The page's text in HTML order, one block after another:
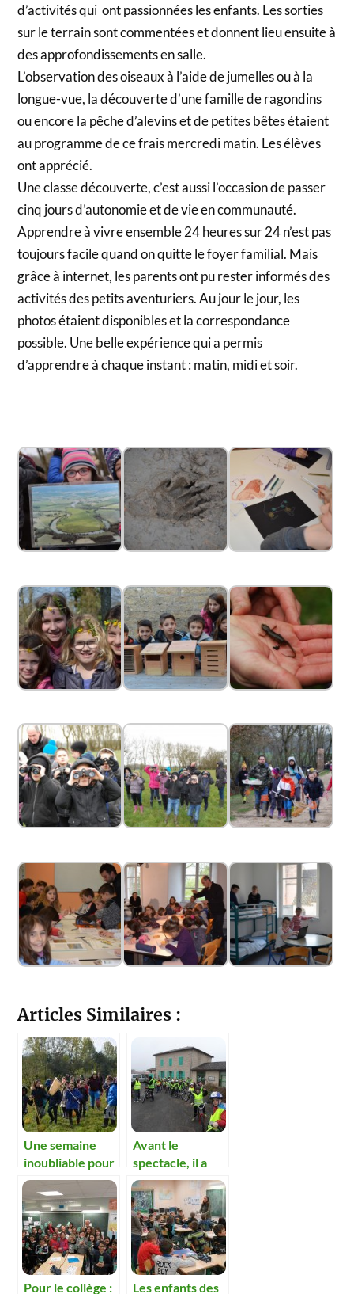
d’activités qui ont passionnées les enfants. Les sorties
sur le terrain sont commentées et donnent lieu ensuite à
des approfondissements en salle.
L’observation des oiseaux à l’aide de jumelles ou à la
longue-vue, la découverte d’une famille de ragondins
ou encore la pêche d’alevins et de petites bêtes étaient
au programme de ce frais mercredi matin. Les élèves
ont apprécié.
Une classe découverte, c’est aussi l’occasion de passer
cinq jours d’autonomie et de vie en communauté.
Apprendre à vivre ensemble 24 heures sur 24 n’est pas
toujours facile quand on quitte le foyer familial. Mais
grâce à internet, les parents ont pu rester informés des
activités des petits aventuriers. Au jour le jour, les
photos étaient disponibles et la correspondance
possible. Une belle expérience qui a permis
d’apprendre à chaque instant : matin, midi et soir.
Articles Similaires :
Une semaine
inoubliable pour
les enfants de
l’école de Boz
Avant le
spectacle, il a
fallu répéter
Pour le collège : Les enfants des